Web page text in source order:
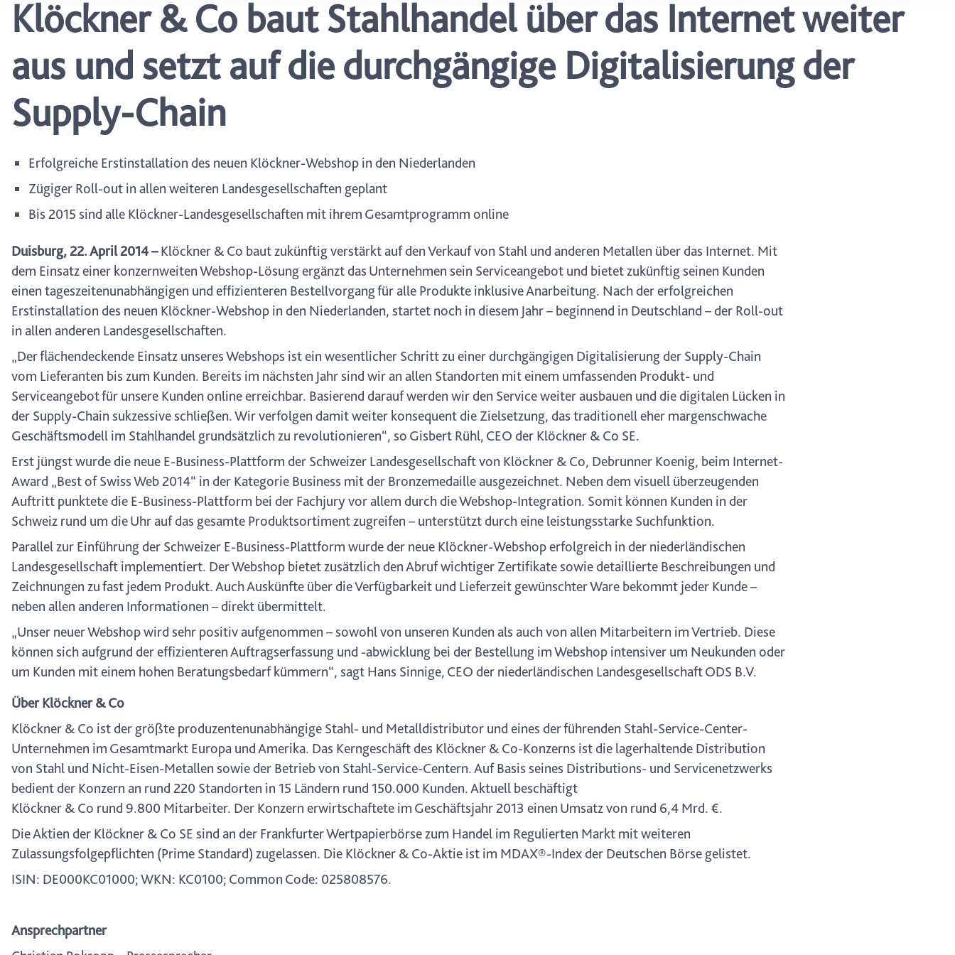
wählen, stehen Ihnen möglicherweise einige Funktionen der Website nicht mehr zur Verfügung. Sie
können Ihre Einwilligung jederzeit mit Wirkung für die Zukunft in unserer Datenschutzerklärung oder
Klöckner & Co baut Stahlhandel über das Internet weiter
aus und setzt auf die durchgängige Digitalisierung der
Supply-Chain
Erfolgreiche Erstinstallation des neuen Klöckner-Webshop in den Niederlanden
Zügiger Roll-out in allen weiteren Landesgesellschaften geplant
Bis 2015 sind alle Klöckner-Landesgesellschaften mit ihrem Gesamtprogramm online
Duisburg, 22. April 2014 –Klöckner & Co baut zukünftig verstärkt auf den Verkauf von Stahl und anderen Metallen über das Internet. Mit
dem Einsatz einer konzernweiten Webshop-Lösung ergänzt das Unternehmen sein Serviceangebot und bietet zukünftig seinen Kunden
einen tageszeitenunabhängigen und effizienteren Bestellvorgang für alle Produkte inklusive Anarbeitung. Nach der erfolgreichen
Erstinstallation des neuen Klöckner-Webshop in den Niederlanden, startet noch in diesem Jahr – beginnend in Deutschland – der Roll-out
in allen anderen Landesgesellschaften.
„Der flächendeckende Einsatz unseres Webshops ist ein wesentlicher Schritt zu einer durchgängigen Digitalisierung der Supply-Chain
vom Lieferanten bis zum Kunden. Bereits im nächsten Jahr sind wir an allen Standorten mit einem umfassenden Produkt- und
Serviceangebot für unsere Kunden online erreichbar. Basierend darauf werden wir den Service weiter ausbauen und die digitalen Lücken in
der Supply-Chain sukzessive schließen. Wir verfolgen damit weiter konsequent die Zielsetzung, das traditionell eher margenschwache
Geschäftsmodell im Stahlhandel grundsätzlich zu revolutionieren“, so Gisbert Rühl, CEO der Klöckner & Co SE.
Erst jüngst wurde die neue E-Business-Plattform der Schweizer Landesgesellschaft von Klöckner & Co, Debrunner Koenig, beim Internet-
Award „Best of Swiss Web 2014“ in der Kategorie Business mit der Bronzemedaille ausgezeichnet. Neben dem visuell überzeugenden
Auftritt punktete die E-Business-Plattform bei der Fachjury vor allem durch die Webshop-Integration. Somit können Kunden in der
Schweiz rund um die Uhr auf das gesamte Produktsortiment zugreifen – unterstützt durch eine leistungsstarke Suchfunktion.
Parallel zur Einführung der Schweizer E-Business-Plattform wurde der neue Klöckner-Webshop erfolgreich in der niederländischen
Landesgesellschaft implementiert. Der Webshop bietet zusätzlich den Abruf wichtiger Zertifikate sowie detaillierte Beschreibungen und
Zeichnungen zu fast jedem Produkt. Auch Auskünfte über die Verfügbarkeit und Lieferzeit gewünschter Ware bekommt jeder Kunde –
neben allen anderen Informationen – direkt übermittelt.
„Unser neuer Webshop wird sehr positiv aufgenommen – sowohl von unseren Kunden als auch von allen Mitarbeitern im Vertrieb. Diese
können sich aufgrund der effizienteren Auftragserfassung und -abwicklung bei der Bestellung im Webshop intensiver um Neukunden oder
um Kunden mit einem hohen Beratungsbedarf kümmern“, sagt Hans Sinnige, CEO der niederländischen Landesgesellschaft ODS B.V.
Über Klöckner & Co
Klöckner & Co ist der größte produzentenunabhängige Stahl- und Metalldistributor und eines der führenden Stahl-Service-Center-
Unternehmen im Gesamtmarkt Europa und Amerika. Das Kerngeschäft des Klöckner & Co-Konzerns ist die lagerhaltende Distribution
von Stahl und Nicht-Eisen-Metallen sowie der Betrieb von Stahl-Service-Centern. Auf Basis seines Distributions- und Servicenetzwerks
bedient der Konzern an rund 220 Standorten in 15 Ländern rund 150.000 Kunden. Aktuell beschäftigt
Klöckner & Co rund 9.800 Mitarbeiter. Der Konzern erwirtschaftete im Geschäftsjahr 2013 einen Umsatz von rund 6,4 Mrd. €.
Die Aktien der Klöckner & Co SE sind an der Frankfurter Wertpapierbörse zum Handel im Regulierten Markt mit weiteren
Zulassungsfolgepflichten (Prime Standard) zugelassen. Die Klöckner & Co-Aktie ist im MDAX®-Index der Deutschen Börse gelistet.
ISIN: DE000KC01000; WKN: KC0100; Common Code: 025808576.
Ansprechpartner